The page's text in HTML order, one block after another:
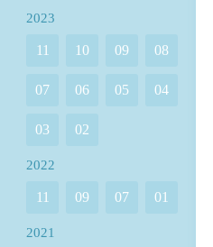
2023
11 10 09 08
07 06 05 04
03 02
2022
11 09 07 01
2021